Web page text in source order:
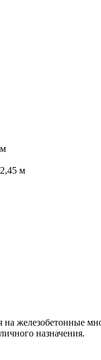
м
на железобетонные
назначения.